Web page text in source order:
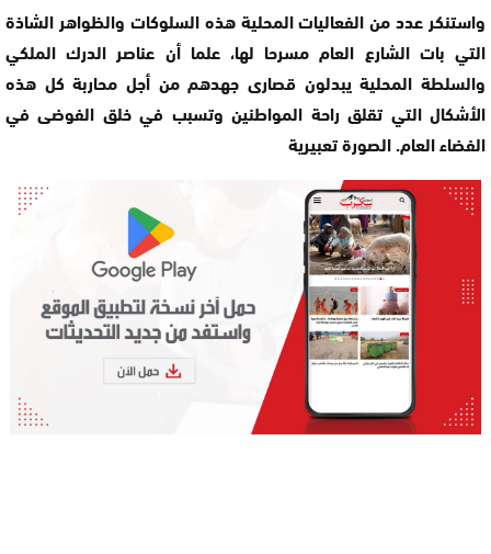
واستنكر عدد من الفعاليات المحلية هذه السلوكات والظواهر الشاذة
التي بات الشارع العام مسرحا لها، علما أن عناصر الدرك الملكي
والسلطة المحلية يبدلون قصارى جهدهم من أجل محاربة كل هذه
الأشكال التي تقلق راحة المواطنين وتسبب في خلق الفوضى في
الفضاء العام. الصورة تعبيرية